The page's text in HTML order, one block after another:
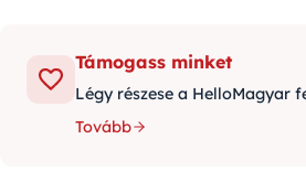
Támogass minket
Légy részese a HelloMagyar
Tovább